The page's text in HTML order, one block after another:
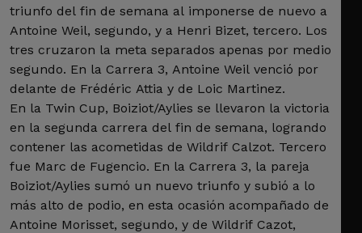
triunfo del fin de semana al imponerse de nuevo a
Antoine Weil, segundo, y a Henri Bizet, tercero. Los
tres cruzaron la meta separados apenas por medio
segundo. En la Carrera 3, Antoine Weil venció por
delante de Frédéric Attia y de Loic Martinez.
En la Twin Cup, Boiziot/Aylies se llevaron la victoria
en la segunda carrera del fin de semana, logrando
contener las acometidas de Wildrif Calzot. Tercero
fue Marc de Fugencio. En la Carrera 3, la pareja
Boiziot/Aylies sumó un nuevo triunfo y subió a lo
más alto de podio, en esta ocasión acompañado de
Antoine Morisset, segundo, y de Wildrif Cazot,